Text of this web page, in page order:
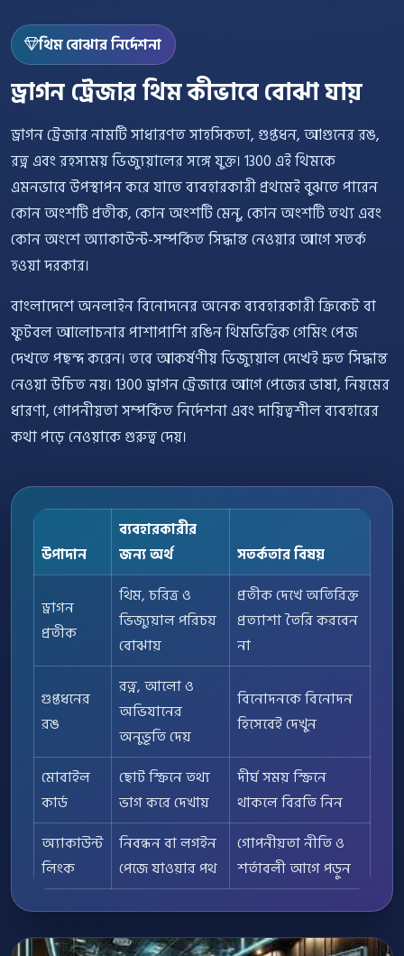
থিম বোঝার নির্দেশনা
ড্রাগন ট্রেজার থিম কীভাবে বোঝা যায়
ড্রাগন ট্রেজার নামটি সাধারণত সাহসিকতা, গুপ্তধন, আগুনের রঙ,
রত্ন এবং রহস্যময় ভিজ্যুয়ালের সঙ্গে যুক্ত। 1300 এই থিমকে
এমনভাবে উপস্থাপন করে যাতে ব্যবহারকারী প্রথমেই বুঝতে পারেন
কোন অংশটি প্রতীক, কোন অংশটি মেনু, কোন অংশটি তথ্য এবং
কোন অংশে অ্যাকাউন্ট-সম্পর্কিত সিদ্ধান্ত নেওয়ার আগে সতর্ক
হওয়া দরকার।
বাংলাদেশে অনলাইন বিনোদনের অনেক ব্যবহারকারী ক্রিকেট বা
ফুটবল আলোচনার পাশাপাশি রঙিন থিমভিত্তিক গেমিং পেজ
দেখতে পছন্দ করেন। তবে আকর্ষণীয় ভিজ্যুয়াল দেখেই দ্রুত সিদ্ধান্ত
নেওয়া উচিত নয়। 1300 ড্রাগন ট্রেজারে আগে পেজের ভাষা, নিয়মের
ধারণা, গোপনীয়তা সম্পর্কিত নির্দেশনা এবং দায়িত্বশীল ব্যবহারের
কথা পড়ে নেওয়াকে গুরুত্ব দেয়।
উপাদান
ব্যবহারকারীর
জন্য অর্থ
সতর্কতার বিষয়
ড্রাগন
প্রতীক
থিম, চরিত্র ও
ভিজ্যুয়াল পরিচয়
বোঝায়
প্রতীক দেখে অতিরিক্ত
প্রত্যাশা তৈরি করবেন
না
গুপ্তধনের
রঙ
রত্ন, আলো ও
অভিযানের
অনুভূতি দেয়
বিনোদনকে বিনোদন
হিসেবেই দেখুন
মোবাইল
কার্ড
ছোট স্ক্রিনে তথ্য
ভাগ করে দেখায়
দীর্ঘ সময় স্ক্রিনে
থাকলে বিরতি নিন
অ্যাকাউন্ট
লিংক
নিবন্ধন বা লগইন
পেজে যাওয়ার পথ
গোপনীয়তা নীতি ও
শর্তাবলী আগে পড়ুন